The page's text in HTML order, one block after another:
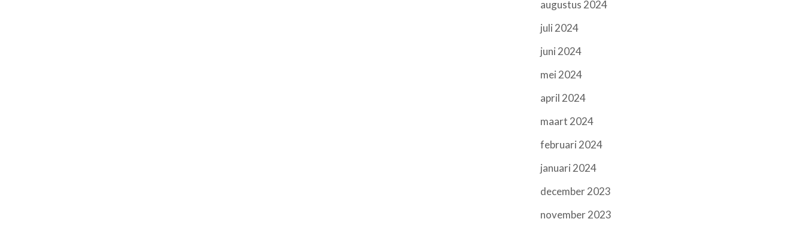
augustus 2024
juli 2024
juni 2024
mei 2024
april 2024
maart 2024
februari 2024
januari 2024
december 2023
november 2023